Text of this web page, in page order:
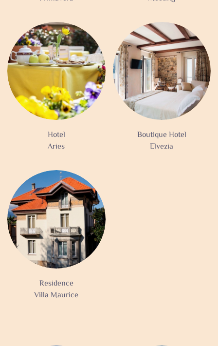
Hotel
Aries
Boutique Hotel
Elvezia
Residence
Villa Maurice